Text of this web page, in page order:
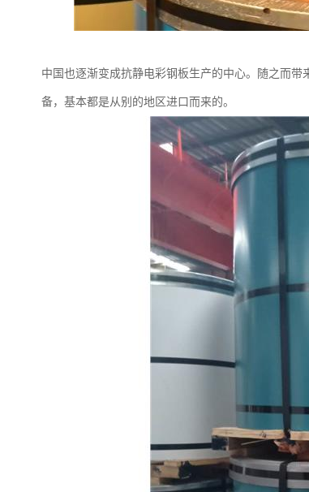
中国也逐渐变成抗静电彩钢板生产的中心。随之而
备，基本都是从别的地区进口而来的。